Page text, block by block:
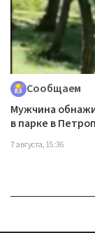
Сообщаем
Мужчина
в парке в
7 августа, 15:36